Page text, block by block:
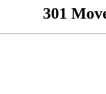
301